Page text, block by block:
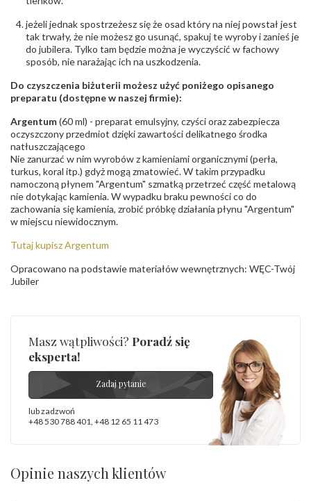
- rodzaj
jeżeli jednak spostrzeżesz się że osad który na niej powstał jest
tak trwały, że nie możesz go usunąć, spakuj te wyroby i zanieś je
do jubilera. Tylko tam będzie można je wyczyścić w fachowy
sposób, nie narażając ich na uszkodzenia.
Do czyszczenia biżuterii możesz użyć poniżego opisanego
preparatu (dostępne w naszej firmie):
Argentum(60 ml) - preparat emulsyjny, czyści oraz zabezpiecza
oczyszczony przedmiot dzięki zawartości delikatnego środka
natłuszczającego
Nie zanurzać w nim wyrobów z kamieniami organicznymi (perła,
turkus, koral itp.) gdyż mogą zmatowieć. W takim przypadku
namoczoną płynem "Argentum" szmatką przetrzeć część metalową
nie dotykając kamienia. W wypadku braku pewności co do
zachowania się kamienia, zrobić próbkę działania płynu "Argentum"
w miejscu niewidocznym.
Tutaj kupisz Argentum
Opracowano na podstawie materiałów wewnętrznych: WĘC-Twój
Jubiler
Masz wątpliwości? Poradź się
eksperta!
Zadaj pytanie
lub zadzwoń
+48 530 788 401, +48 12 65 11 473
Opinie naszych klientów